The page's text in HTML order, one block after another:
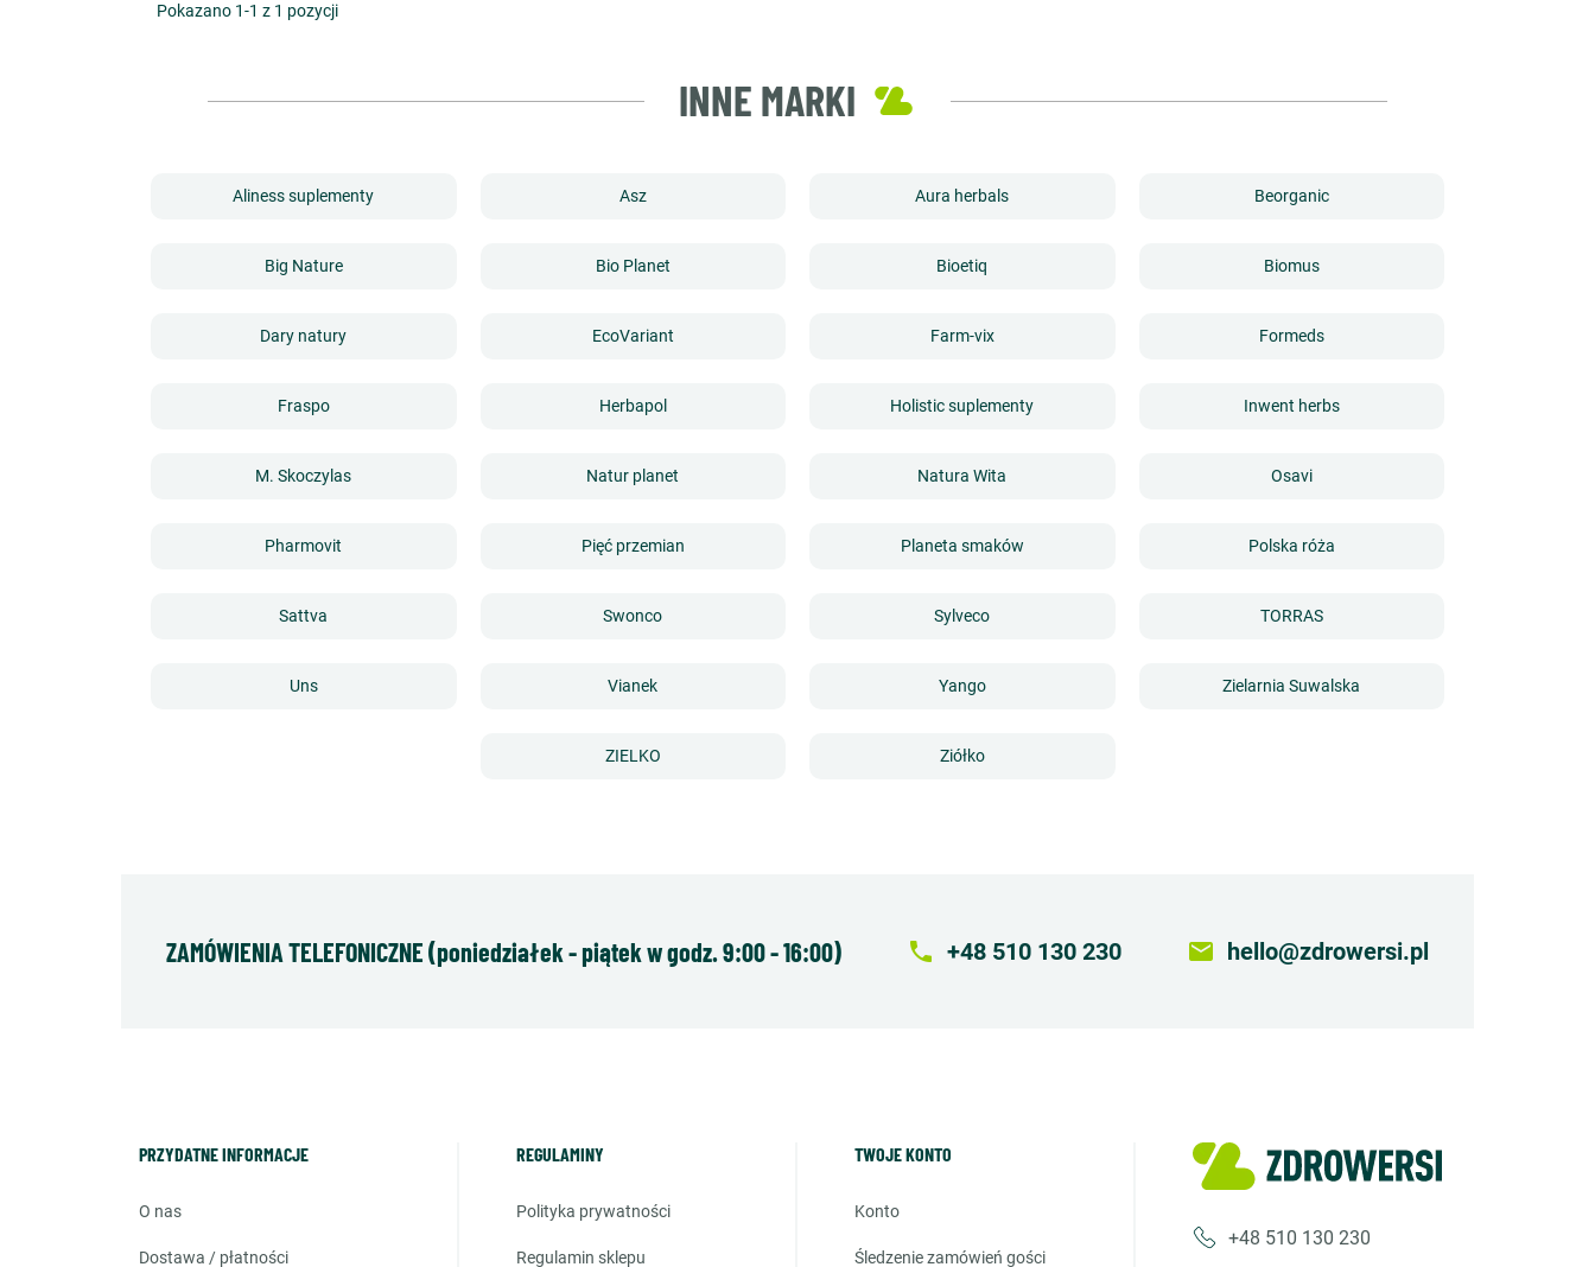
Pokazano 1-1 z 1 pozycji
INNE MARKI
Aliness suplementy Asz Aura herbals Beorganic
Big Nature Bio Planet Bioetiq Biomus
Dary natury EcoVariant Farm-vix Formeds
Fraspo Herbapol Holistic suplementy Inwent herbs
M. Skoczylas Natur planet Natura Wita Osavi
Pharmovit Pięć przemian Planeta smaków Polska róża
Sattva Swonco Sylveco TORRAS
Uns Vianek Yango Zielarnia Suwalska
ZIELKO Ziółko
ZAMÓWIENIA TELEFONICZNE (poniedziałek - piątek w godz. 9:00 - 16:00) local_phone +48 510 130 230 email hello@zdrowersi.pl
PRZYDATNE INFORMACJE
o nas
dostawa / płatności
REGULAMINY
polityka prywatności
regulamin sklepu
TWOJE KONTO
konto
śledzenie zamówień gości
+48 510 130 230